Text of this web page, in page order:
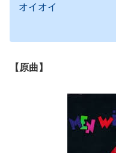
オイオイ
【原曲】